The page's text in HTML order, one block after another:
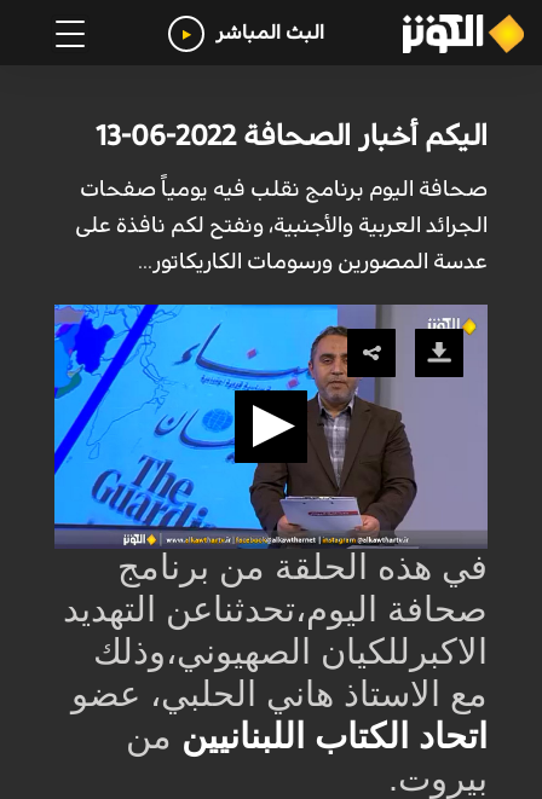
البث المباشر
اليكم أخبار الصحافة 2022-06-13
صحافة اليوم برنامج نقلب فيه يومياً صفحات
الجرائد العربية والأجنبية، ونفتح لكم نافذة على
عدسة المصورين ورسومات الكاريكاتور...
في هذه الحلقة من برنامج
صحافة اليوم،تحدثناعن التهديد
الاكبرللكيان الصهيوني،وذلك
مع الاستاذ هاني الحلبي، عضو
اتحاد الكتاب اللبنانيين من
بيروت.